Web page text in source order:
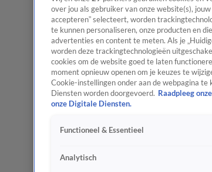
over jou als gebruiker van onze website(s),
accepteren” selecteert, worden
te kunnen personaliseren, onze producten en
advertenties en content te meten. Als je
worden deze trackingtechnologieën
cookies om de website goed te laten
moment opnieuw openen om je keuzes te
Cookie-instellingen onder aan de webpagina
Diensten worden doorgevoerd. Raadpleeg
onze Digitale Diensten.
Functioneel & Essentieel
Analytisch